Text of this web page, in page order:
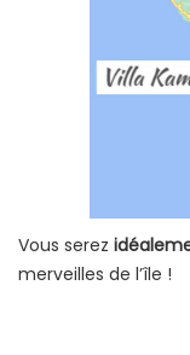
Vous serez
merveilles de l’île !